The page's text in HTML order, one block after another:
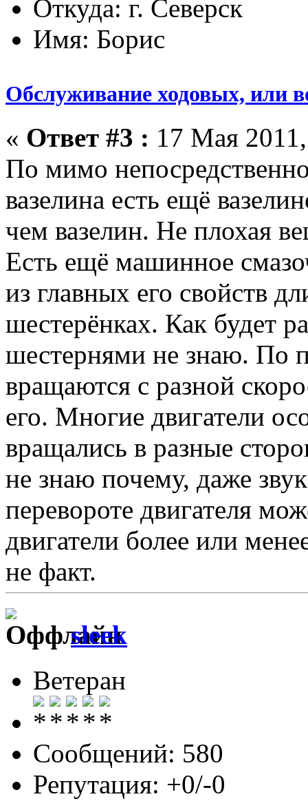
Откуда: г. Северск
Имя: Борис
Обслуживание ходовых, или
« Ответ #3 : 17 Мая
По мимо
вазелина есть ещё
чем вазелин. Не плохая
Есть ещё машинное
из главных его свойств
шестерёнках. Как будет
шестернями не знаю. По
вращаются с разной
его. Многие двигатели
вращались в разные
не знаю почему, даже
перевороте двигателя
двигатели более или
не факт.
sleek
Ветеран
Сообщений: 580
Репутация: +0/-0